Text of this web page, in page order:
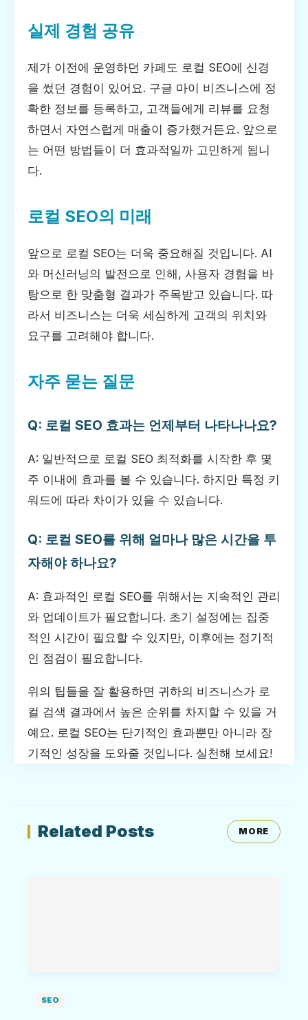
실제 경험 공유
제가 이전에 운영하던 카페도 로컬 SEO에 신경
을 썼던 경험이 있어요. 구글 마이 비즈니스에 정
확한 정보를 등록하고, 고객들에게 리뷰를 요청
하면서 자연스럽게 매출이 증가했거든요. 앞으로
는 어떤 방법들이 더 효과적일까 고민하게 됩니
다.
로컬 SEO의 미래
앞으로 로컬 SEO는 더욱 중요해질 것입니다. AI
와 머신러닝의 발전으로 인해, 사용자 경험을 바
탕으로 한 맞춤형 결과가 주목받고 있습니다. 따
라서 비즈니스는 더욱 세심하게 고객의 위치와
요구를 고려해야 합니다.
자주 묻는 질문
Q: 로컬 SEO 효과는 언제부터 나타나나요?
A: 일반적으로 로컬 SEO 최적화를 시작한 후 몇
주 이내에 효과를 볼 수 있습니다. 하지만 특정 키
워드에 따라 차이가 있을 수 있습니다.
Q: 로컬 SEO를 위해 얼마나 많은 시간을 투
자해야 하나요?
A: 효과적인 로컬 SEO를 위해서는 지속적인 관리
와 업데이트가 필요합니다. 초기 설정에는 집중
적인 시간이 필요할 수 있지만, 이후에는 정기적
인 점검이 필요합니다.
위의 팁들을 잘 활용하면 귀하의 비즈니스가 로
컬 검색 결과에서 높은 순위를 차지할 수 있을 거
예요. 로컬 SEO는 단기적인 효과뿐만 아니라 장
기적인 성장을 도와줄 것입니다. 실천해 보세요!
Related Posts MORE
SEO